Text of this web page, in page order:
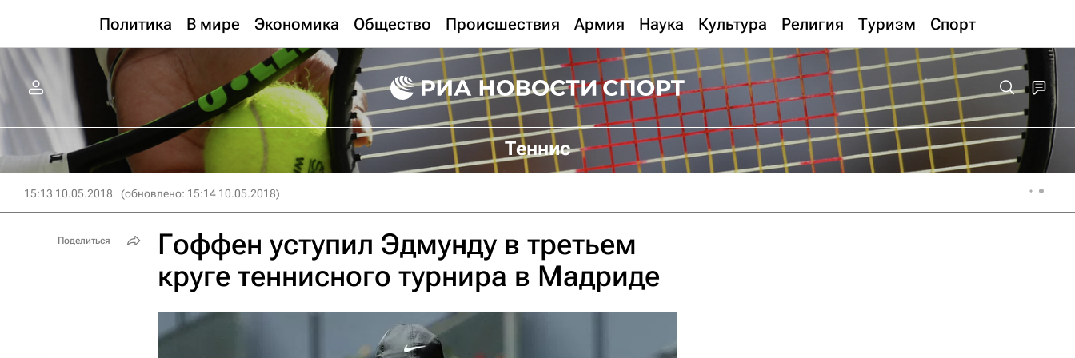
Политика В мире Экономика Общество Происшествия Армия Наука Культура Религия Туризм Спорт
Теннис
15:13 10.05.2018 (обновлено: 15:14 10.05.2018)
Гоффен уступил Эдмунду в третьем
круге теннисного турнира в Мадриде
Поделиться